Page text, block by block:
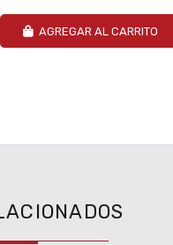
AGREGAR AL CARRITO